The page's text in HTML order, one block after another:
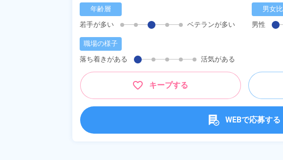
年齢層
若手が多い
ベテランが多い
男女比
男性
職場の様子
落ち着きがある
活気がある
キープする
WEBで応募する